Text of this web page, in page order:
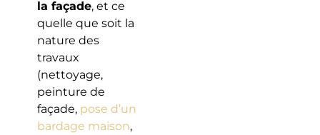
la façade, et ce
quelle que soit la
nature des
travaux
(nettoyage,
peinture de
façade, pose d’un
bardage maison,